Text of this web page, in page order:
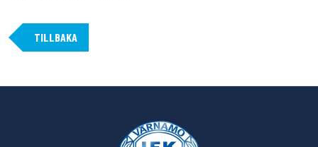
TILLBAKA